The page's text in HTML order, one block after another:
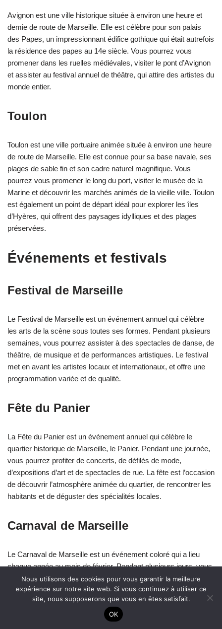
Avignon est une ville historique située à environ une heure et
demie de route de Marseille. Elle est célèbre pour son palais
des Papes, un impressionnant édifice gothique qui était autrefois
la résidence des papes au 14e siècle. Vous pourrez vous
promener dans les ruelles médiévales, visiter le pont d’Avignon
et assister au festival annuel de théâtre, qui attire des artistes du
monde entier.
Toulon
Toulon est une ville portuaire animée située à environ une heure
de route de Marseille. Elle est connue pour sa base navale, ses
plages de sable fin et son cadre naturel magnifique. Vous
pourrez vous promener le long du port, visiter le musée de la
Marine et découvrir les marchés animés de la vieille ville. Toulon
est également un point de départ idéal pour explorer les îles
d’Hyères, qui offrent des paysages idylliques et des plages
préservées.
Événements et festivals
Festival de Marseille
Le Festival de Marseille est un événement annuel qui célèbre
les arts de la scène sous toutes ses formes. Pendant plusieurs
semaines, vous pourrez assister à des spectacles de danse, de
théâtre, de musique et de performances artistiques. Le festival
met en avant les artistes locaux et internationaux, et offre une
programmation variée et de qualité.
Fête du Panier
La Fête du Panier est un événement annuel qui célèbre le
quartier historique de Marseille, le Panier. Pendant une journée,
vous pourrez profiter de concerts, de défilés de mode,
d’expositions d’art et de spectacles de rue. La fête est l’occasion
de découvrir l’atmosphère animée du quartier, de rencontrer les
habitants et de déguster des spécialités locales.
Carnaval de Marseille
Le Carnaval de Marseille est un événement coloré qui a lieu
chaque année au mois de février. Pendant plusieurs jours, vous
pourrez assister à des défilés de chars décorés, à des
spectacles de danse et de musique et à des animations pour
toute la famille. Le carnaval est un moment de convivialité et de
joie, où les habitants se réunissent pour célébrer en musique et
Nous utilisons des cookies pour vous garantir la meilleure
expérience sur notre site web. Si vous continuez à utiliser ce
site, nous supposerons que vous en êtes satisfait.
OK